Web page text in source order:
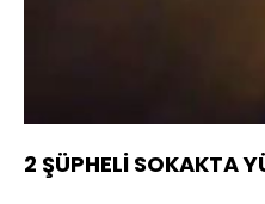
2 ŞÜPHELİ SOKAKTA